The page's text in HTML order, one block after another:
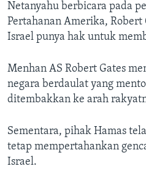
Netanyahu berbicara pada
Pertahanan Amerika, Robert
Israel punya hak untuk
Menhan AS Robert Gates
negara berdaulat yang
ditembakkan ke arah
Sementara, pihak Hamas
tetap mempertahankan
Israel.